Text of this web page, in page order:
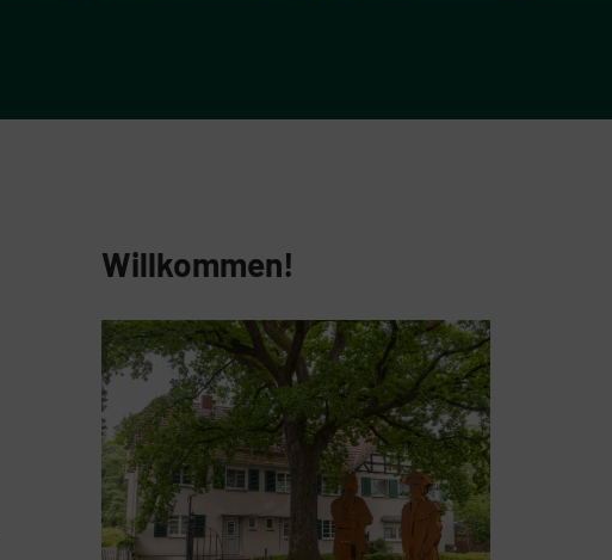
Willkommen!